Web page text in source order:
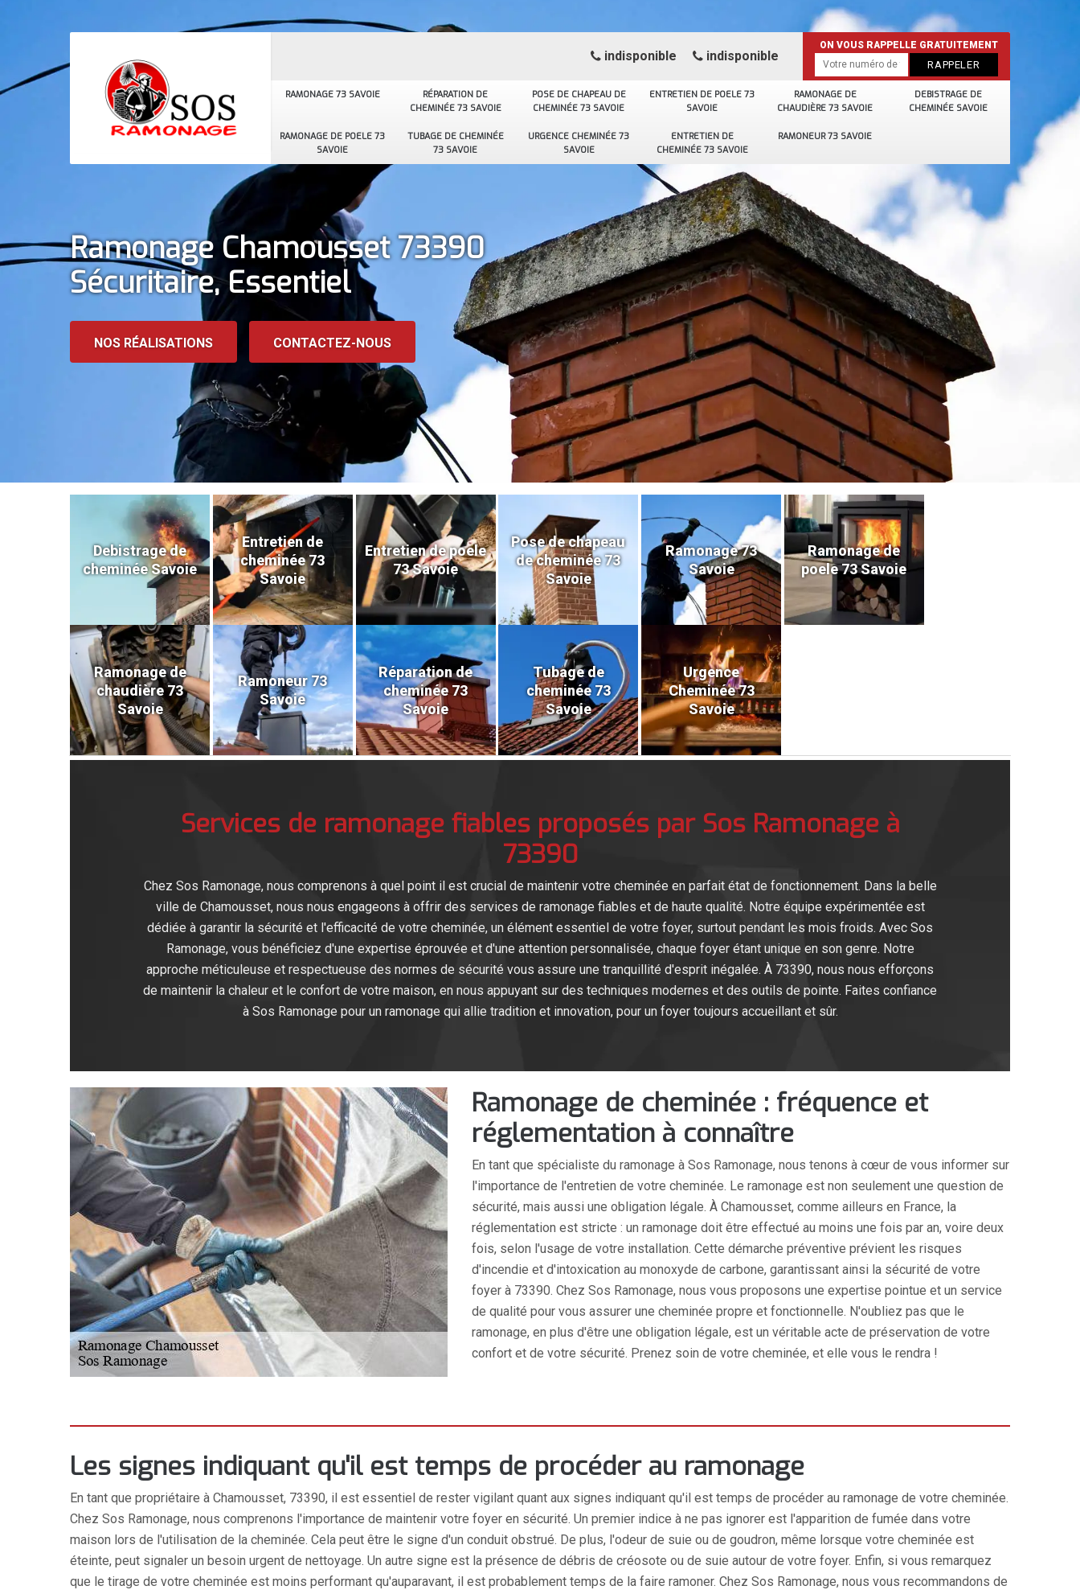
RAMONAGE 73 SAVOIE
RÉPARATION DE
CHEMINÉE 73 SAVOIE
POSE DE CHAPEAU DE
CHEMINÉE 73 SAVOIE
ENTRETIEN DE POELE 73
SAVOIE
RAMONAGE DE
CHAUDIÈRE 73 SAVOIE
DEBISTRAGE DE
CHEMINÉE SAVOIE
RAMONAGE DE POELE 73
SAVOIE
TUBAGE DE CHEMINÉE
73 SAVOIE
URGENCE CHEMINÉE 73
SAVOIE
ENTRETIEN DE
CHEMINÉE 73 SAVOIE
RAMONEUR 73 SAVOIE
indisponible indisponible
ON VOUS RAPPELLE GRATUITEMENT
Ramonage Chamousset 73390
Sécuritaire, Essentiel
NOS RÉALISATIONS CONTACTEZ-NOUS
Debistrage de
cheminée Savoie
Entretien de
cheminée 73
Savoie
Entretien de poele
73 Savoie
Pose de chapeau
de cheminée 73
Savoie
Ramonage 73
Savoie
Ramonage de
poele 73 Savoie
Ramonage de
chaudière 73
Savoie
Ramoneur 73
Savoie
Réparation de
cheminée 73
Savoie
Tubage de
cheminée 73
Savoie
Urgence
Cheminée 73
Savoie
Services de ramonage fiables proposés par Sos Ramonage à
73390
Chez Sos Ramonage, nous comprenons à quel point il est crucial de maintenir votre cheminée en parfait état de fonctionnement. Dans la belle
ville de Chamousset, nous nous engageons à offrir des services de ramonage fiables et de haute qualité. Notre équipe expérimentée est
dédiée à garantir la sécurité et l'efficacité de votre cheminée, un élément essentiel de votre foyer, surtout pendant les mois froids. Avec Sos
Ramonage, vous bénéficiez d'une expertise éprouvée et d'une attention personnalisée, chaque foyer étant unique en son genre. Notre
approche méticuleuse et respectueuse des normes de sécurité vous assure une tranquillité d'esprit inégalée. À 73390, nous nous efforçons
de maintenir la chaleur et le confort de votre maison, en nous appuyant sur des techniques modernes et des outils de pointe. Faites confiance
à Sos Ramonage pour un ramonage qui allie tradition et innovation, pour un foyer toujours accueillant et sûr.
Ramonage de cheminée : fréquence et
réglementation à connaître
En tant que spécialiste du ramonage à Sos Ramonage, nous tenons à cœur de vous informer sur
l'importance de l'entretien de votre cheminée. Le ramonage est non seulement une question de
sécurité, mais aussi une obligation légale. À Chamousset, comme ailleurs en France, la
réglementation est stricte : un ramonage doit être effectué au moins une fois par an, voire deux
fois, selon l'usage de votre installation. Cette démarche préventive prévient les risques
d'incendie et d'intoxication au monoxyde de carbone, garantissant ainsi la sécurité de votre
foyer à 73390. Chez Sos Ramonage, nous vous proposons une expertise pointue et un service
de qualité pour vous assurer une cheminée propre et fonctionnelle. N'oubliez pas que le
ramonage, en plus d'être une obligation légale, est un véritable acte de préservation de votre
confort et de votre sécurité. Prenez soin de votre cheminée, et elle vous le rendra !
Les signes indiquant qu'il est temps de procéder au ramonage
En tant que propriétaire à Chamousset, 73390, il est essentiel de rester vigilant quant aux signes indiquant qu'il est temps de procéder au ramonage de votre cheminée.
Chez Sos Ramonage, nous comprenons l'importance de maintenir votre foyer en sécurité. Un premier indice à ne pas ignorer est l'apparition de fumée dans votre
maison lors de l'utilisation de la cheminée. Cela peut être le signe d'un conduit obstrué. De plus, l'odeur de suie ou de goudron, même lorsque votre cheminée est
éteinte, peut signaler un besoin urgent de nettoyage. Un autre signe est la présence de débris de créosote ou de suie autour de votre foyer. Enfin, si vous remarquez
que le tirage de votre cheminée est moins performant qu'auparavant, il est probablement temps de la faire ramoner. Chez Sos Ramonage, nous vous recommandons de